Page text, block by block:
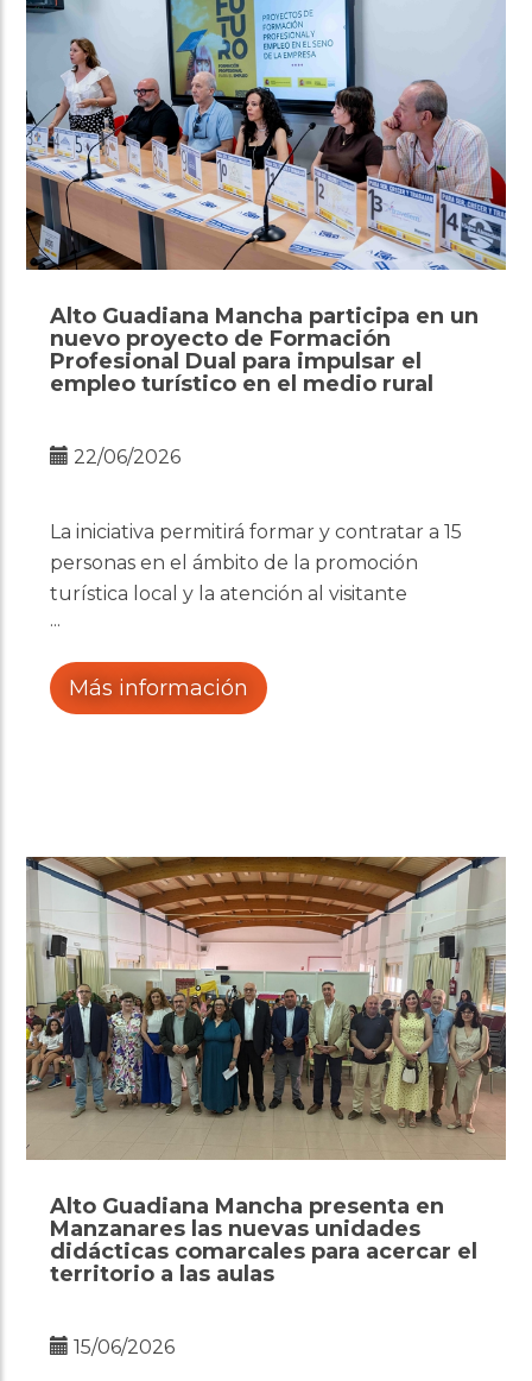
Alto Guadiana Mancha participa en un
nuevo proyecto de Formación
Profesional Dual para impulsar el
empleo turístico en el medio rural
22/06/2026
La iniciativa permitirá formar y contratar a 15
personas en el ámbito de la promoción
turística local y la atención al visitante
Más información
Alto Guadiana Mancha presenta en
Manzanares las nuevas unidades
didácticas comarcales para acercar el
territorio a las aulas
15/06/2026